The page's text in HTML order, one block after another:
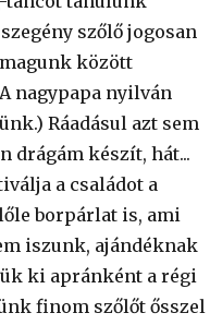
szőlő jogosan
között
nagypapa nyilván
Ráadásul azt sem
drágám készít, hát...
a családot a
borpárlat is, ami
iszunk, ajándéknak
ki apránként a régi
finom szőlőt ősszel